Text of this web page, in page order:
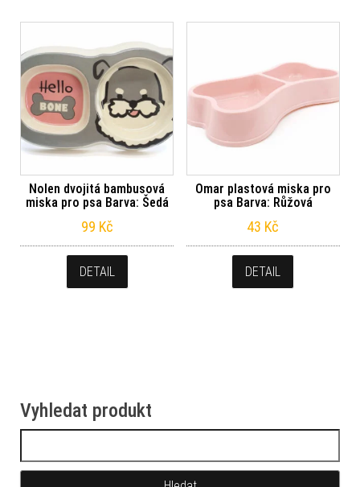
Nolen dvojitá bambusová
miska pro psa Barva: Šedá
99 Kč
DETAIL
Omar plastová miska pro
psa Barva: Růžová
43 Kč
DETAIL
Vyhledat produkt